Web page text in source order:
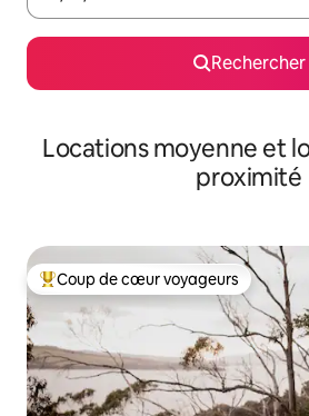
Rechercher
Locations moyenne et
proximité
Coups de cœur voyageurs les plus
Coup de cœur voyageurs